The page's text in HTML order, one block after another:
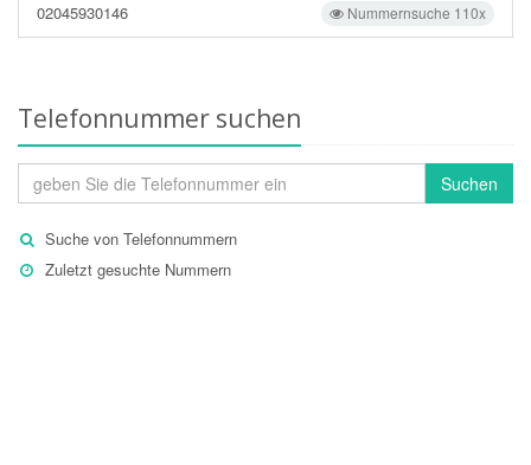
Nummernsuche 110x
02045930146
Telefonnummer suchen
Suchen
Suche von Telefonnummern
Zuletzt gesuchte Nummern